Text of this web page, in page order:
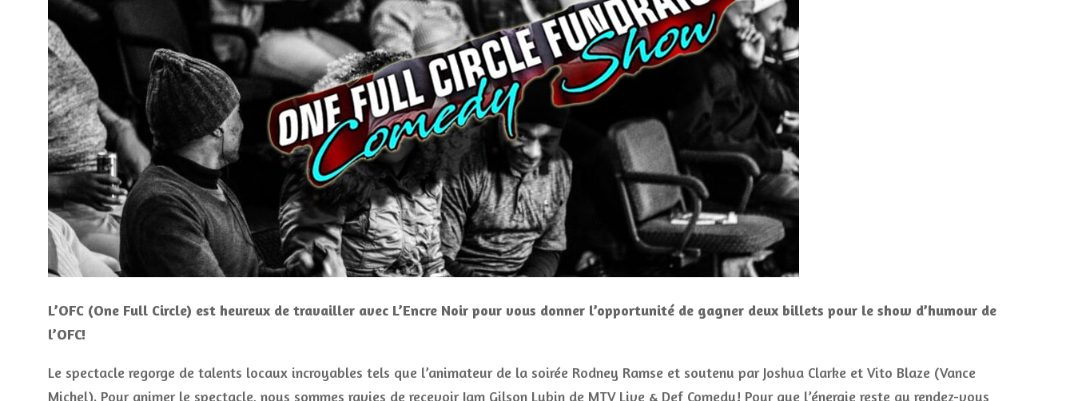
L’OFC (One Full Circle) est heureux de travailler avec L’Encre Noir pour vous donner l’opportunité de gagner deux billets pour le show d’humour de
l’OFC!
Le spectacle regorge de talents locaux incroyables tels que l’animateur de la soirée Rodney Ramse et soutenu par Joshua Clarke et Vito Blaze (Vance
Michel). Pour animer le spectacle, nous sommes ravies de recevoir Jam Gilson Lubin de MTV Live & Def Comedy! Pour que l’énergie reste au rendez-vous